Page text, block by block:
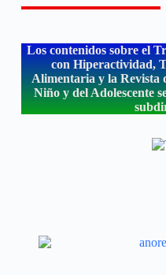
Los contenidos sobre el
con Hiperactividad,
Alimentaria y la Revista
Niño y del Adolescente